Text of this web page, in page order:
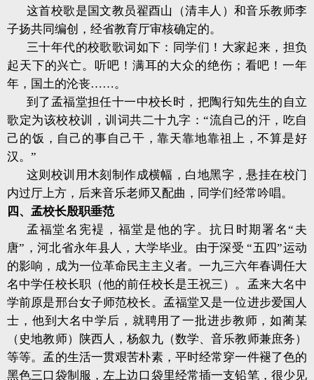
这首校歌是国文教员翟酉山（清丰人）和音乐教师李
子扬共同编创，经省教育厅审核确定的。
三十年代的校歌歌词如下：同学们！大家起来，担负
起天下的兴亡。听吧！满耳的大众的绝伤；看吧！一年
年，国土的沦丧……。
到了孟福堂担任十一中校长时，把陶行知先生的自立
歌定为该校校训，训词共二十九字：“流自己的汗，吃自
己的饭，自己的事自己干，靠天靠地靠祖上，不算是好
汉。”
这则校训用木刻制作成横幅，白地黑字，悬挂在校门
内过厅上方，后来音乐老师又配曲，同学们经常吟唱。
四、孟校长殷职垂范
孟福堂名宪褆，福堂是他的字。抗日时期署名“夫
唐”，河北省永年县人，大学毕业。由于深受 “五四”运动
的影响，成为一位革命民主主义者。一九三六年春调任大
名中学任校长职（他的前任校长是王祝三）。孟来大名中
学前原是邢台女子师范校长。孟福堂又是一位进步爱国人
士，他到大名中学后，就聘用了一批进步教师，如蔺某
（史地教师）陕西人，杨叙九（数学、音乐教师兼庶务）
等等。孟的生活一贯艰苦朴素，平时经常穿一件褪了色的
黑色三口袋制服，左上边口袋里经常插一支铅笔，很少见